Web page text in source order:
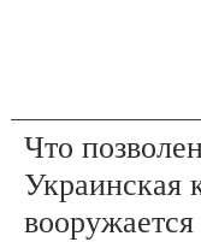
Что
Украинская
вооружается